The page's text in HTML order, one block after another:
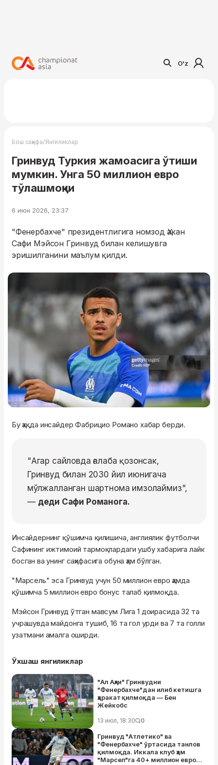
O'z
Бош саҳифа/Янгиликлар
Гринвуд Туркия жамоасига ўтиши
мумкин. Унга 50 миллион евро
тўлашмоқчи
6 июн 2026, 23:37
"Фенербахче" президентлигига номзод Ҳакан
Сафи Мэйсон Гринвуд билан келишувга
эришилганини маълум қилди.
Бу ҳақда инсайдер Фабрицио Романо хабар берди.
"Агар сайловда ғалаба қозонсак,
Гринвуд билан 2030 йил июнигача
мўлжалланган шартнома имзолаймиз",
— деди Сафи Романога.
Инсайдернинг қўшимча қилишича, англиялик футболчи
Сафининг ижтимоий тармоқлардаги ушбу хабарига лайк
босган ва унинг саҳифасига обуна ҳам бўлган.
"Марсель" эса Гринвуд учун 50 миллион евро ҳамда
қўшимча 5 миллион евро бонус талаб қилмоқда.
Мэйсон Гринвуд ўтган мавсум Лига 1 доирасида 32 та
учрашувда майдонга тушиб, 16 та гол урди ва 7 та голли
узатмани амалга оширди.
Ўхшаш янгиликлар
"Ал Аҳли" Гринвудни
"Фенербахче"дан илиб кетишга
ҳаракат қилмоқда — Бен
Жейкобс
13 июл, 18:30 0
Гринвуд "Атлетико" ва
"Фенербахче" ўртасида танлов
қилмоқда. Иккала клуб ҳам
"Марсел"га 40+ миллион евро